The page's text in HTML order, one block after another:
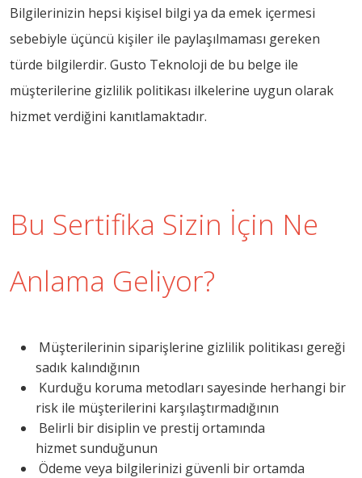
Bilgilerinizin hepsi kişisel bilgi ya da emek içermesi
sebebiyle üçüncü kişiler ile paylaşılmaması gereken
türde bilgilerdir. Gusto Teknoloji de bu belge ile
müşterilerine gizlilik politikası ilkelerine uygun olarak
hizmet verdiğini kanıtlamaktadır.
Bu Sertifika Sizin İçin Ne
Anlama Geliyor?
Müşterilerinin siparişlerine gizlilik politikası gereği
sadık kalındığının
Kurduğu koruma metodları sayesinde herhangi bir
risk ile müşterilerini karşılaştırmadığının
Belirli bir disiplin ve prestij ortamında
hizmet sunduğunun
Ödeme veya bilgilerinizi güvenli bir ortamda